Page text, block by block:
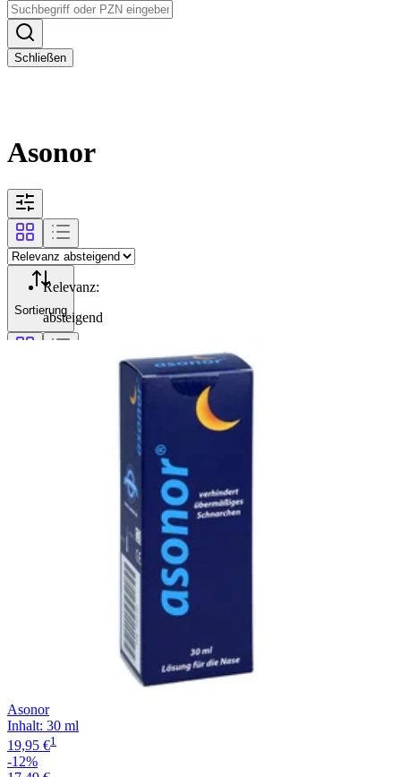
Schließen
Asonor
Sortierung
Relevanz:
absteigend
Asonor
Inhalt: 30 ml
19,95 €1
-12%